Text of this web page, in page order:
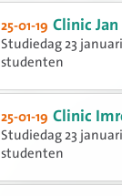
25-01-19 Clinic
Studiedag 23
studenten
25-01-19 Clinic
Studiedag 23
studenten